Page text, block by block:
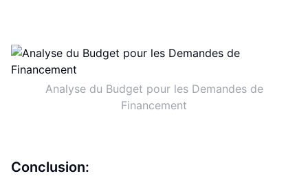
Analyse du Budget pour les Demandes de
Financement
Conclusion: